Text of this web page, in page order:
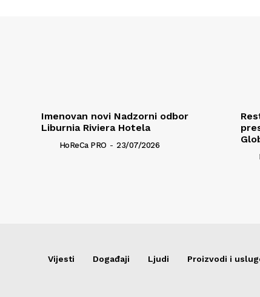
Imenovan novi Nadzorni odbor
Liburnia Riviera Hotela
HoReCa PRO - 23/07/2026
Vijesti Događaji Ljudi Proizvodi i